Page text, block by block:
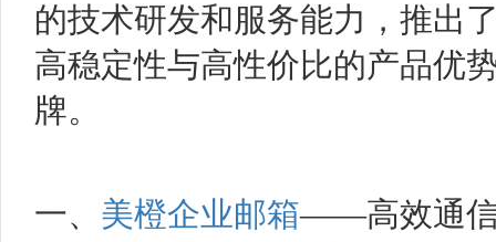
的技术研发和服务能力，推出
高稳定性与高性价比的产品优
牌。
一、 美橙企业邮箱——高效通信